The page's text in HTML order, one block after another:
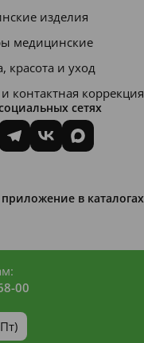
изделия
медицинские
красота и уход
контактная коррекция
сетях
в каталогах
00